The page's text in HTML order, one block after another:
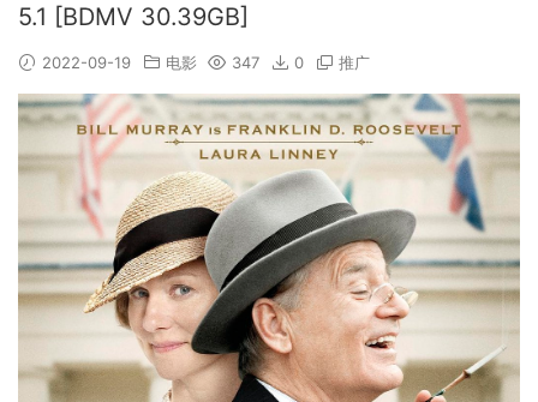
5.1 [BDMV 30.39GB]
2022-09-19 电影 347 0 推广